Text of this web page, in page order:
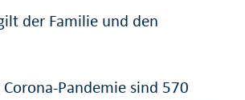
der Familie und den
Pandemie sind 570